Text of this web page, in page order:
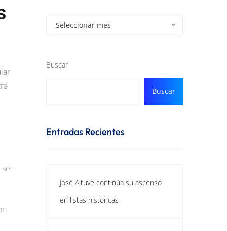
Seleccionar mes
Buscar
Buscar
Entradas Recientes
José Altuve continúa su ascenso
en listas históricas